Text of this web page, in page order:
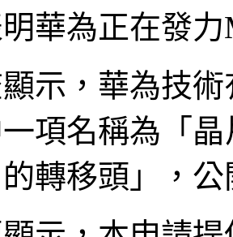
華為正在發
示，華為技
項名稱為「
轉移頭」，公